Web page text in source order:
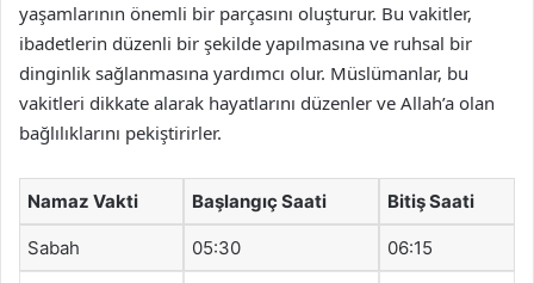
yaşamlarının önemli bir parçasını oluşturur. Bu vakitler,
ibadetlerin düzenli bir şekilde yapılmasına ve ruhsal bir
dinginlik sağlanmasına yardımcı olur. Müslümanlar, bu
vakitleri dikkate alarak hayatlarını düzenler ve Allah’a olan
bağlılıklarını pekiştirirler.
Namaz Vakti Başlangıç Saati Bitiş Saati
Sabah 05:30 06:15